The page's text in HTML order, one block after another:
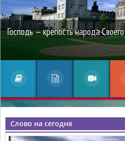
Господь — крепость народа Своего
Слово на сегодня